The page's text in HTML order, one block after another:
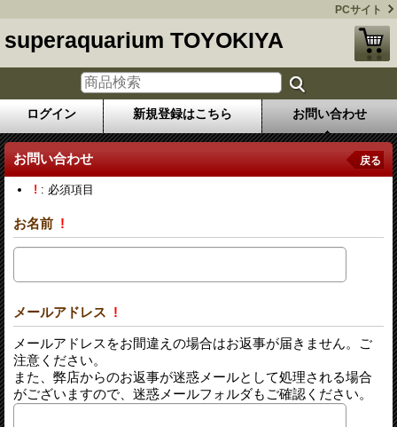
PCサイト
superaquarium TOYOKIYA
ログイン 新規登録はこちら お問い合わせ
お問い合わせ 戻る
! : 必須項目
お名前 !
メールアドレス !
メールアドレスをお間違えの場合はお返事が届きません。ご
注意ください。
また、弊店からのお返事が迷惑メールとして処理される場合
がございますので、迷惑メールフォルダもご確認ください。